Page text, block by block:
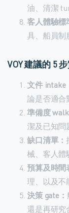
油、清潔
客人體驗標
具、船員制
VOY 建議的 5
文件 intake
論是否適合
準備度
潔及已知問
缺口清單：
械、客人體
預算及時間
理、以及不
決策 gate：
還是再研究